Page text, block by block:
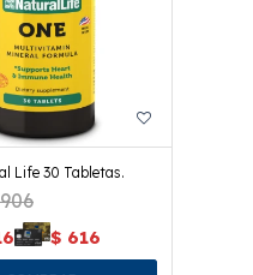
Life 30 Tabletas.
906
$ 616